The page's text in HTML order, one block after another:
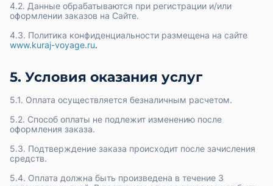
4.2. Данные обрабатываются при регистрации и/или
оформлении заказов на Сайте.
4.3. Политика конфиденциальности размещена на сайте
www.kuraj-voyage.ru.
5. Условия оказания услуг
5.1. Оплата осуществляется безналичным расчетом.
5.2. Способ оплаты не подлежит изменению после
оформления заказа.
5.3. Подтверждение заказа происходит после зачисления
средств.
5.4. Оплата должна быть произведена в течение 3